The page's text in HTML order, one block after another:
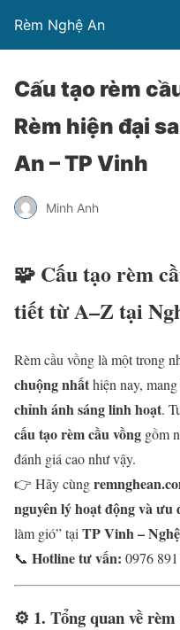
Rèm Nghệ An
Cấu tạo rèm
Rèm hiện đại
An – TP Vinh
Minh Anh
🧩 Cấu tạo rèm
tiết từ A–Z tại
Rèm cầu vồng là một trong
chuộng nhấthiện nay,
chỉnh ánh sáng linh hoạt.
cấu tạo rèm cầu vồng gồm
đánh giá cao như vậy.
👉 Hãy cùng
nguyên lý hoạt động và ưu
làm gió” tại TP Vinh –
📞 Hotline tư vấn: 0976
⚙️ 1. Tổng quan về rèm